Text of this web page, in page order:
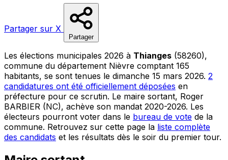
Partager sur X
Partager
Les élections municipales 2026 à Thianges (58260),
commune du département Nièvre comptant 165
habitants, se sont tenues le dimanche 15 mars 2026. 2
candidatures ont été officiellement déposées en
préfecture pour ce scrutin. Le maire sortant, Roger
BARBIER (NC), achève son mandat 2020-2026. Les
électeurs pourront voter dans le bureau de vote de la
commune. Retrouvez sur cette page la liste complète
des candidats et les résultats dès le soir du premier tour.